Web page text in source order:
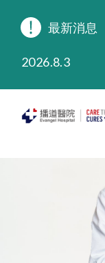
最新消息
2026.8.3
2025.9.23